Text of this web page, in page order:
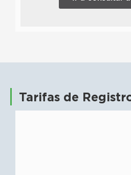
Tarifas de